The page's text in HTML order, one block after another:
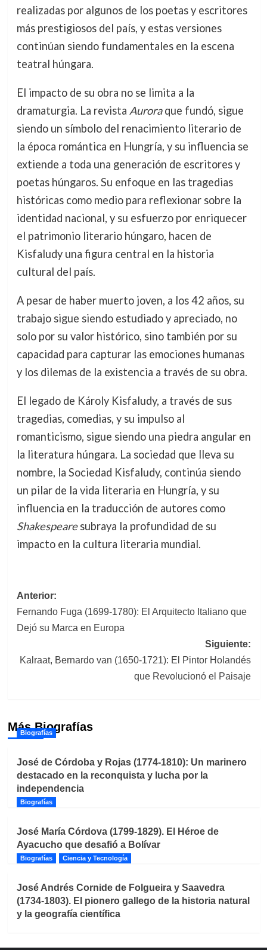
realizadas por algunos de los poetas y escritores
más prestigiosos del país, y estas versiones
continúan siendo fundamentales en la escena
teatral húngara.
El impacto de su obra no se limita a la
dramaturgia. La revista Auroraque fundó, sigue
siendo un símbolo del renacimiento literario de
la época romántica en Hungría, y su influencia se
extiende a toda una generación de escritores y
poetas húngaros. Su enfoque en las tragedias
históricas como medio para reflexionar sobre la
identidad nacional, y su esfuerzo por enriquecer
el patrimonio literario húngaro, hacen de
Kisfaludy una figura central en la historia
cultural del país.
A pesar de haber muerto joven, a los 42 años, su
trabajo sigue siendo estudiado y apreciado, no
solo por su valor histórico, sino también por su
capacidad para capturar las emociones humanas
y los dilemas de la existencia a través de su obra.
El legado de Károly Kisfaludy, a través de sus
tragedias, comedias, y su impulso al
romanticismo, sigue siendo una piedra angular en
la literatura húngara. La sociedad que lleva su
nombre, la Sociedad Kisfaludy, continúa siendo
un pilar de la vida literaria en Hungría, y su
influencia en la traducción de autores como
Shakespearesubraya la profundidad de su
impacto en la cultura literaria mundial.
Navegación
de
Anterior:
Fernando Fuga (1699-1780): El Arquitecto Italiano que
Dejó su Marca en Europa
Siguiente:
Kalraat, Bernardo van (1650-1721): El Pintor Holandés
que Revolucionó el Paisaje
Más Biografías
Biografías
José de Córdoba y Rojas (1774-1810): Un marinero
destacado en la reconquista y lucha por la
independencia
Biografías
José María Córdova (1799-1829). El Héroe de
Ayacucho que desafió a Bolívar
Biografías Ciencia y Tecnología
José Andrés Cornide de Folgueira y Saavedra
(1734-1803). El pionero gallego de la historia natural
y la geografía científica